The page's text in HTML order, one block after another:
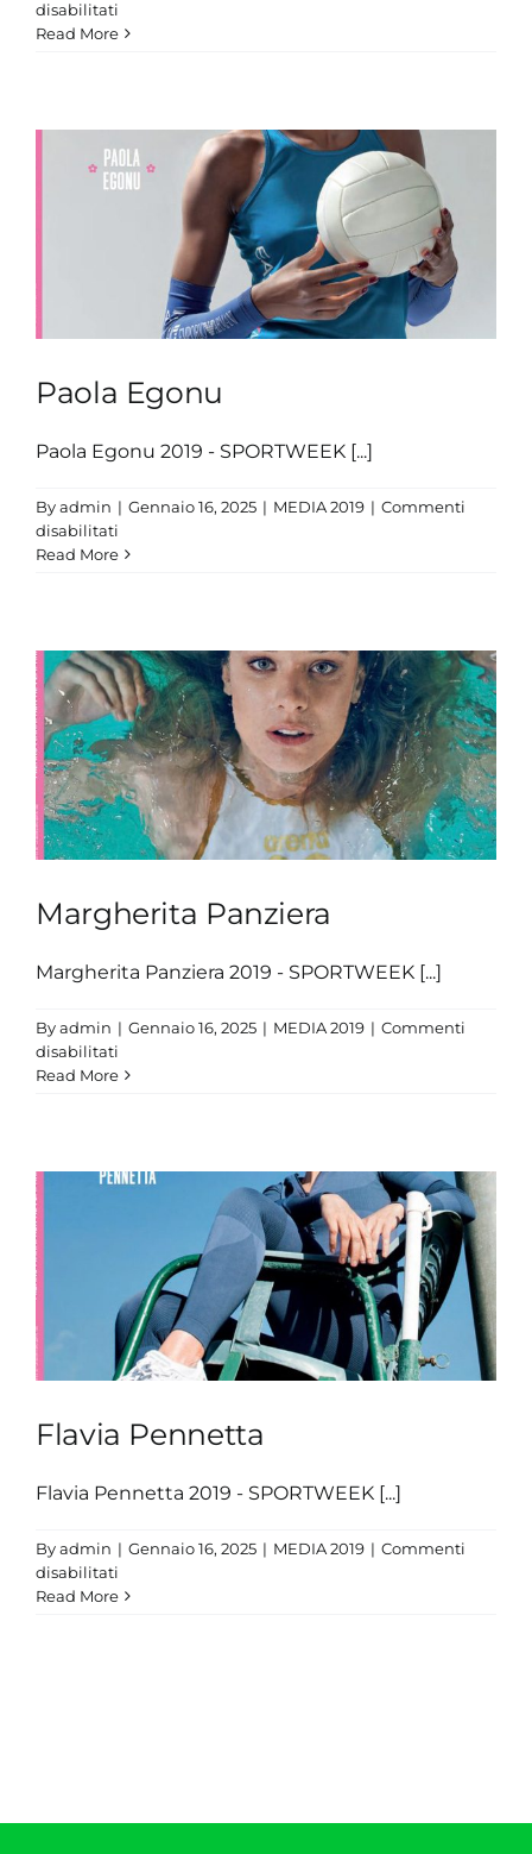
disabilitati
Elena
Read More
Paola Egonu
Paola Egonu 2019 - SPORTWEEK [...]
Byadmin | Gennaio 16, 2025 | MEDIA 2019 | Commenti
disabilitati
Paola
Read More
Margherita Panziera
Margherita Panziera 2019 - SPORTWEEK [...]
Byadmin | Gennaio 16, 2025 | MEDIA 2019 | Commenti
disabilitati
Margherita
Read More
Flavia Pennetta
Flavia Pennetta 2019 - SPORTWEEK [...]
Byadmin | Gennaio 16, 2025 | MEDIA 2019 | Commenti
disabilitati
Flavia
Read More